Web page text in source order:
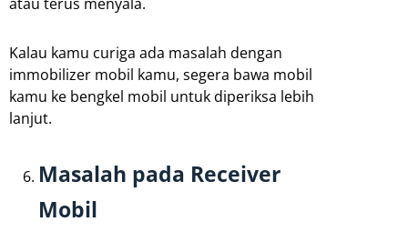
Kalau kamu curiga ada masalah dengan
immobilizer mobil kamu, segera bawa mobil
kamu ke bengkel mobil untuk diperiksa lebih
lanjut.
Masalah pada Receiver
Mobil